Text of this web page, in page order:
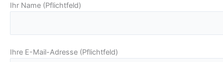
Ihr Name (Pflichtfeld)
Ihre E-Mail-Adresse (Pflichtfeld)